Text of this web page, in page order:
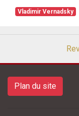
Vladimir Vernadsky
Plan du site